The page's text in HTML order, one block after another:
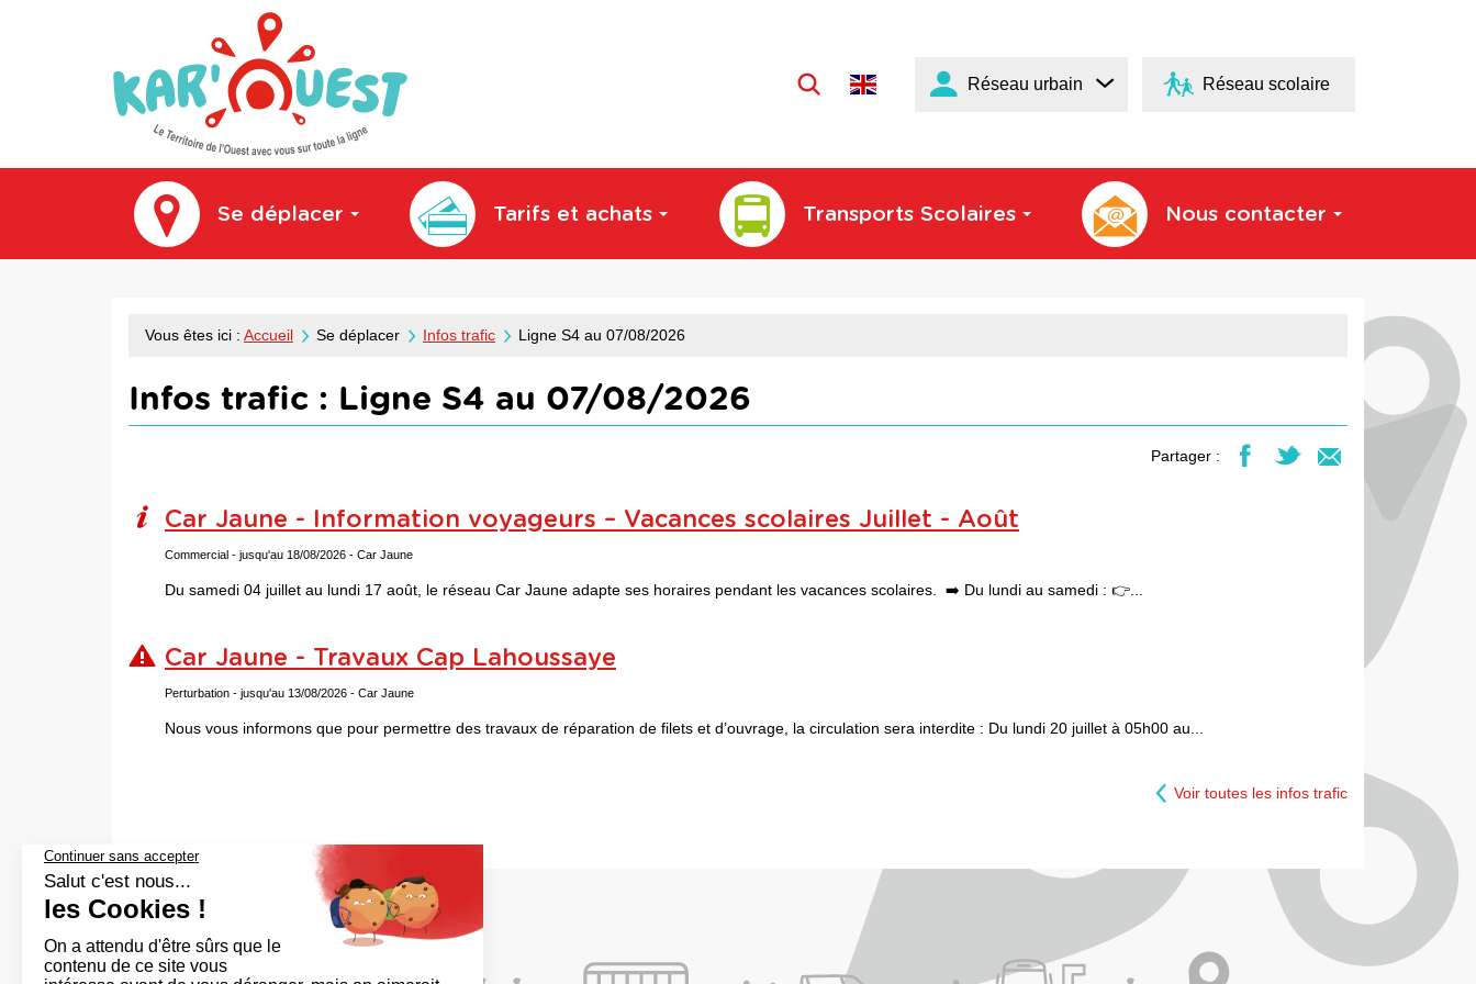
Langue
Réseau urbain Réseau scolaire
Se déplacer Tarifs et achats Transports Scolaires Nous contacter
Vous êtes ici : Accueil Se déplacer Infos trafic Ligne S4 au 07/08/2026
Infos trafic : Ligne S4 au 07/08/2026
Partager :
Car Jaune - Information voyageurs – Vacances scolaires Juillet - Août
Commercial - jusqu'au 18/08/2026 - Car Jaune
Du samedi 04 juillet au lundi 17 août, le réseau Car Jaune adapte ses horaires pendant les vacances scolaires. ➡️ Du lundi au samedi : 👉...
Car Jaune - Travaux Cap Lahoussaye
Perturbation - jusqu'au 13/08/2026 - Car Jaune
Nous vous informons que pour permettre des travaux de réparation de filets et d’ouvrage, la circulation sera interdite : Du lundi 20 juillet à 05h00 au...
Voir toutes les infos trafic